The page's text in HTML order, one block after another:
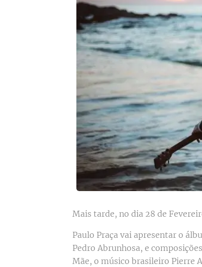
Mais tarde, no dia 28 de
Paulo Praça vai apresentar o
Pedro Abrunhosa, e
Mãe, o músico brasileiro Pierre